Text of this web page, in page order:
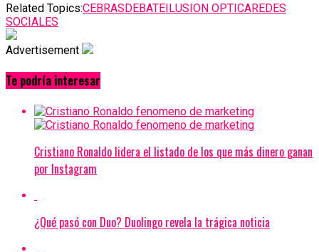
Related Topics:CEBRASDEBATEILUSION OPTICAREDES
SOCIALES
Advertisement
Te podría interesar
Cristiano Ronaldo lidera el listado de los que más dinero ganan
por Instagram
¿Qué pasó con Duo? Duolingo revela la trágica noticia